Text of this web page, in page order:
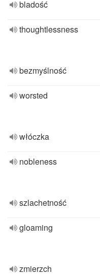
bladość
thoughtlessness
bezmyślność
worsted
włóczka
nobleness
szlachetność
gloaming
zmierzch